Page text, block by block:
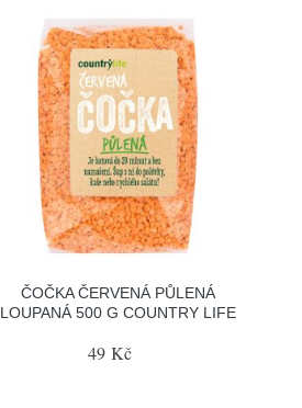
ČOČKA ČERVENÁ PŮLENÁ
LOUPANÁ 500 G COUNTRY LIFE
49 Kč